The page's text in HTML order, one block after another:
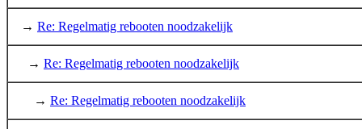
→ Re: Regelmatig rebooten noodzakelijk
→ Re: Regelmatig rebooten noodzakelijk
→ Re: Regelmatig rebooten noodzakelijk